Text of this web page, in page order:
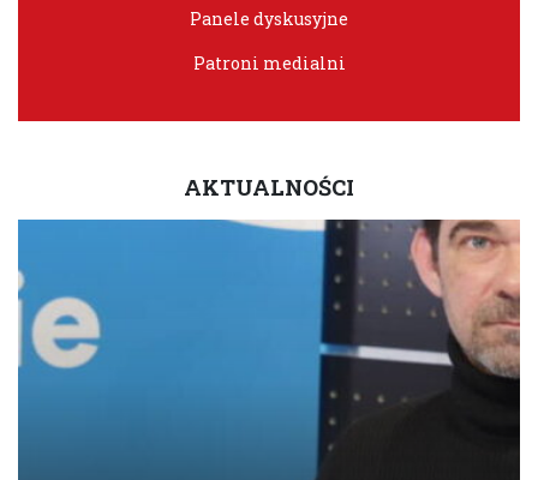
Panele dyskusyjne
Patroni medialni
AKTUALNOŚCI